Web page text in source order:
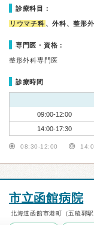
診療科目：
リウマチ科 、外科、整形
専門医・資格：
整形外科専門医
診療時間
09:00-12:00
14:00-17:30
08:30-12:00
市立函館病院
北海道函館市港町（五稜郭駅